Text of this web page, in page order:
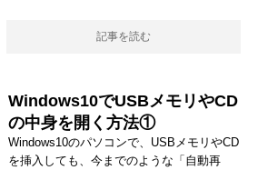
記事を読む
Windows10でUSBメモリやCD
の中身を開く方法①
Windows10のパソコンで、USBメモリやCD
を挿入しても、今までのような「自動再